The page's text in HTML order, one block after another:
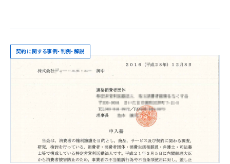
契約に関する事例・判例・解説